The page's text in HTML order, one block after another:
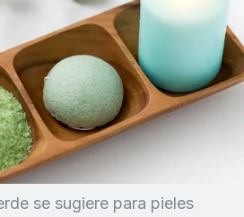
se sugiere para pieles